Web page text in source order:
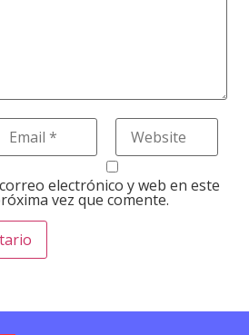
electrónico y web en este
vez que comente.